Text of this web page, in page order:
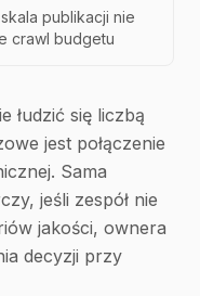
publikacji nie
crawl budgetu
łudzić się liczbą
jest połączenie
Sama
jeśli zespół nie
jakości, ownera
decyzji przy